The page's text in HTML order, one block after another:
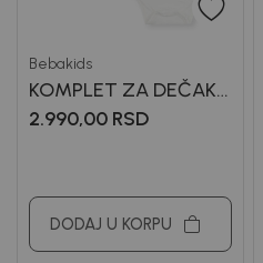
Bebakids
KOMPLET ZA DEČAKE
MITA
2.990,00 RSD
DODAJ U KORPU